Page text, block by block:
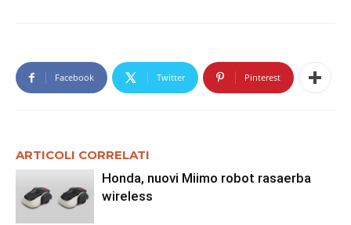
Facebook Twitter Pinterest
ARTICOLI CORRELATI
Honda, nuovi Miimo robot rasaerba
wireless